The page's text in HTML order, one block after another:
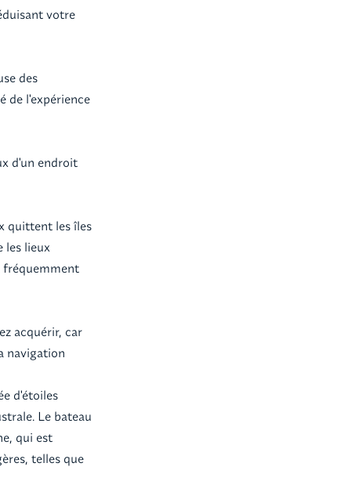
votre
des
de l'expérience
d'un endroit
quittent les îles
les lieux
fréquemment
acquérir, car
navigation
d'étoiles
Le bateau
qui est
telles que